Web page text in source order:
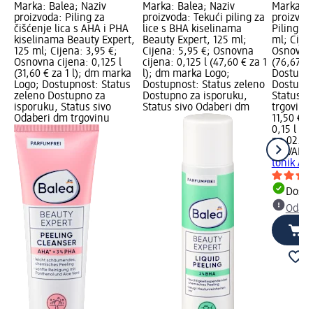
Marka: Balea; Naziv
proizvoda: Piling za
čišćenje lica s AHA i PHA
kiselinama Beauty Expert,
125 ml; Cijena: 3,95 €;
Osnovna cijena: 0,125 l
(31,60 € za 1 l); dm marka
Logo; Dostupnost: Status
zeleno Dostupno za
isporuku, Status sivo
Odaberi dm trgovinu
Marka: Balea; Naziv
proizvoda: Tekući piling za
lice s BHA kiselinama
Beauty Expert, 125 ml;
Cijena: 5,95 €; Osnovna
cijena: 0,125 l (47,60 € za 1
l); dm marka Logo;
Dostupnost: Status zeleno
Dostupno za isporuku,
Status sivo Odaberi dm
Marka:
Piling
ml;
(76,67 €
Status
trgovinu
11,50 €
0,15 l
na
OLIVAL
tonik